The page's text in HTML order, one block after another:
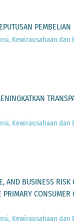
PEMBELIAN
Kewirausahaan dan
Kewirausahaan dan
AND BUSINESS RISK
CONSUMER
Kewirausahaan dan